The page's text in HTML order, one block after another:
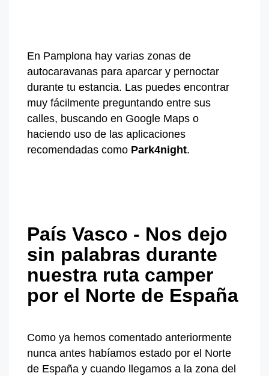
En Pamplona hay varias zonas de
autocaravanas para aparcar y pernoctar
durante tu estancia. Las puedes encontrar
muy fácilmente preguntando entre sus
calles, buscando en Google Maps o
haciendo uso de las aplicaciones
recomendadas como Park4night.
País Vasco - Nos dejo
sin palabras durante
nuestra ruta camper
por el Norte de España
Como ya hemos comentado anteriormente
nunca antes habíamos estado por el Norte
de España y cuando llegamos a la zona del